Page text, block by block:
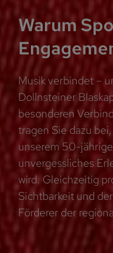
Warum
Musik verbindet –
Dollnsteiner
besonderen
tragen Sie dazu
unserem 50-
unvergessliches
wird. Gleichzeitig
Sichtbarkeit und
Förderer der